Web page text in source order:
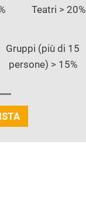
Teatri > 20%
Gruppi (più di 15
persone) > 15%